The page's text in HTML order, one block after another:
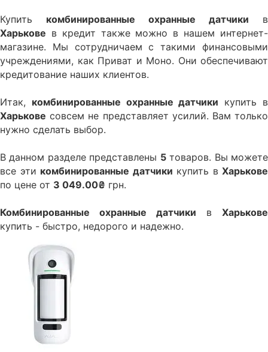
Купить комбинированные охранные датчики в
Харькове в кредит также можно в нашем интернет-
магазине. Мы сотрудничаем с такими финансовыми
учреждениями, как Приват и Моно. Они обеспечивают
кредитование наших клиентов.
Итак, комбинированные охранные датчики купить в
Харькове совсем не представляет усилий. Вам только
нужно сделать выбор.
В данном разделе представлены 5товаров. Вы можете
все эти комбинированные датчики купить в Харькове
по цене от 3 049.00₴ грн.
Комбинированные охранные датчики в Харькове
купить - быстро, недорого и надежно.